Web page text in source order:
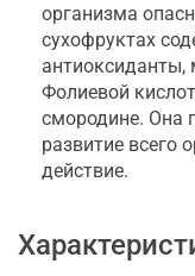
организма
сухофруктах
Фолиевой
смородине. Она
развитие всего
действие.